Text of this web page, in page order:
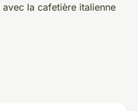
avec la cafetière italienne